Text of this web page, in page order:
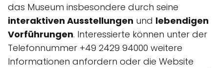
das Museum insbesondere durch seine
interaktiven Ausstellungen und lebendigen
Vorführungen. Interessierte können unter der
Telefonnummer +49 2429 94000 weitere
Informationen anfordern oder die Website